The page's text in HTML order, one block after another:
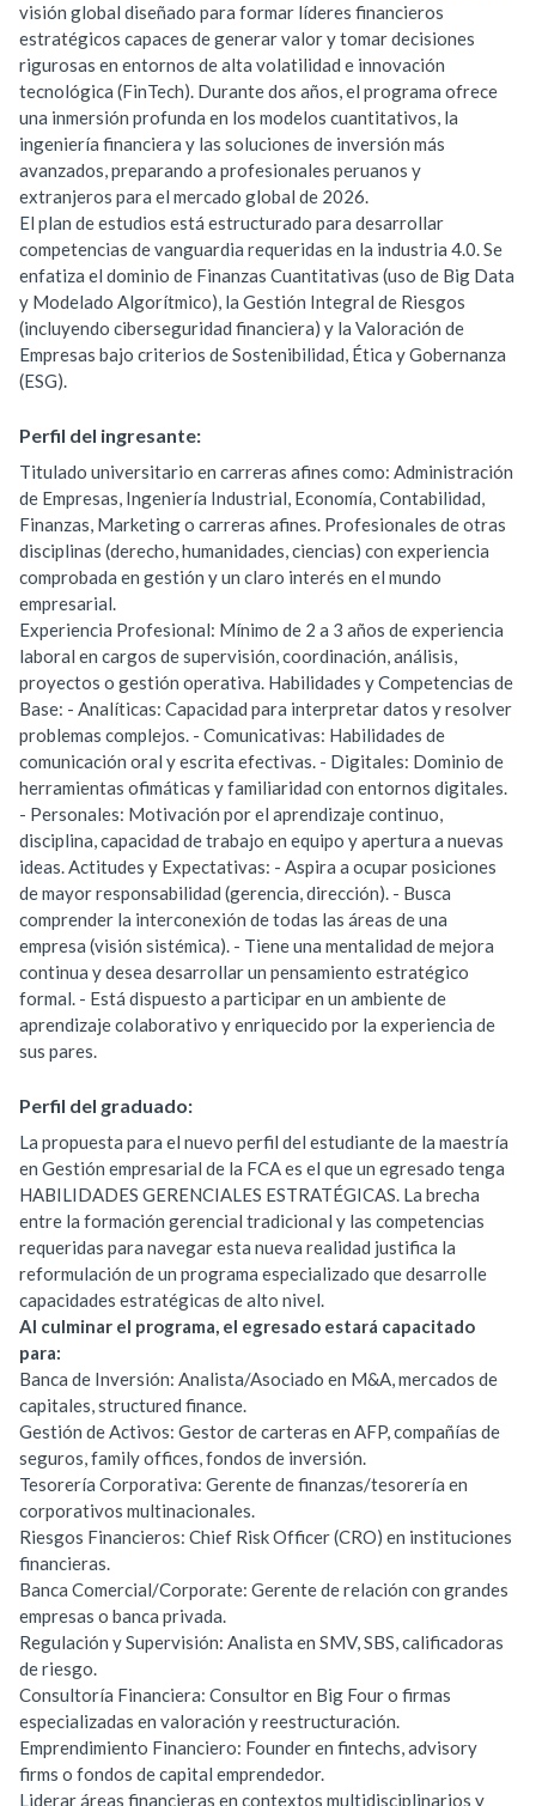
visión global diseñado para formar líderes financieros
estratégicos capaces de generar valor y tomar decisiones
rigurosas en entornos de alta volatilidad e innovación
tecnológica (FinTech). Durante dos años, el programa ofrece
una inmersión profunda en los modelos cuantitativos, la
ingeniería financiera y las soluciones de inversión más
avanzados, preparando a profesionales peruanos y
extranjeros para el mercado global de 2026.
El plan de estudios está estructurado para desarrollar
competencias de vanguardia requeridas en la industria 4.0. Se
enfatiza el dominio de Finanzas Cuantitativas (uso de Big Data
y Modelado Algorítmico), la Gestión Integral de Riesgos
(incluyendo ciberseguridad financiera) y la Valoración de
Empresas bajo criterios de Sostenibilidad, Ética y Gobernanza
(ESG).
Perfil del ingresante:
Titulado universitario en carreras afines como: Administración
de Empresas, Ingeniería Industrial, Economía, Contabilidad,
Finanzas, Marketing o carreras afines. Profesionales de otras
disciplinas (derecho, humanidades, ciencias) con experiencia
comprobada en gestión y un claro interés en el mundo
empresarial.
Experiencia Profesional: Mínimo de 2 a 3 años de experiencia
laboral en cargos de supervisión, coordinación, análisis,
proyectos o gestión operativa. Habilidades y Competencias de
Base: - Analíticas: Capacidad para interpretar datos y resolver
problemas complejos. - Comunicativas: Habilidades de
comunicación oral y escrita efectivas. - Digitales: Dominio de
herramientas ofimáticas y familiaridad con entornos digitales.
- Personales: Motivación por el aprendizaje continuo,
disciplina, capacidad de trabajo en equipo y apertura a nuevas
ideas. Actitudes y Expectativas: - Aspira a ocupar posiciones
de mayor responsabilidad (gerencia, dirección). - Busca
comprender la interconexión de todas las áreas de una
empresa (visión sistémica). - Tiene una mentalidad de mejora
continua y desea desarrollar un pensamiento estratégico
formal. - Está dispuesto a participar en un ambiente de
aprendizaje colaborativo y enriquecido por la experiencia de
sus pares.
Perfil del graduado:
La propuesta para el nuevo perfil del estudiante de la maestría
en Gestión empresarial de la FCA es el que un egresado tenga
HABILIDADES GERENCIALES ESTRATÉGICAS. La brecha
entre la formación gerencial tradicional y las competencias
requeridas para navegar esta nueva realidad justifica la
reformulación de un programa especializado que desarrolle
capacidades estratégicas de alto nivel.
Al culminar el programa, el egresado estará capacitado
para:
Banca de Inversión: Analista/Asociado en M&A, mercados de
capitales, structured finance.
Gestión de Activos: Gestor de carteras en AFP, compañías de
seguros, family offices, fondos de inversión.
Tesorería Corporativa: Gerente de finanzas/tesorería en
corporativos multinacionales.
Riesgos Financieros: Chief Risk Officer (CRO) en instituciones
financieras.
Banca Comercial/Corporate: Gerente de relación con grandes
empresas o banca privada.
Regulación y Supervisión: Analista en SMV, SBS, calificadoras
de riesgo.
Consultoría Financiera: Consultor en Big Four o firmas
especializadas en valoración y reestructuración.
Emprendimiento Financiero: Founder en fintechs, advisory
firms o fondos de capital emprendedor.
Liderar áreas financieras en contextos multidisciplinarios y